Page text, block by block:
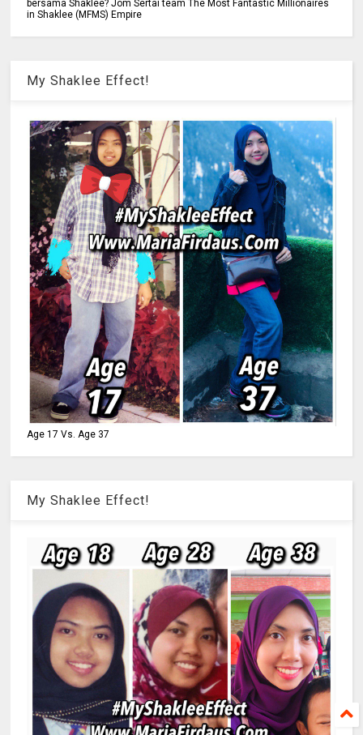
bersama Shaklee? Jom Sertai team The Most Fantastic Millionaires
in Shaklee (MFMS) Empire
My Shaklee Effect!
Age 17 Vs. Age 37
My Shaklee Effect!